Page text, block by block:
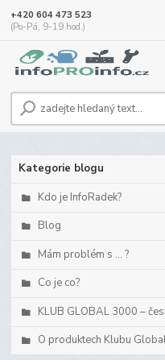
+420 604 473 523
(Po-Pá, 9-19 hod.)
Kategorie blogu
Kdo je InfoRadek?
Blog
Mám problém s ... ?
Co je co?
KLUB GLOBAL 3000 –
O produktech Klubu